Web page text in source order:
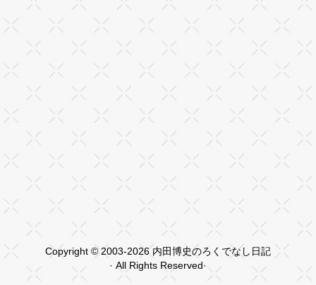
Copyright © 2003-2026 内田博史のろくでなし日記
· All Rights Reserved·